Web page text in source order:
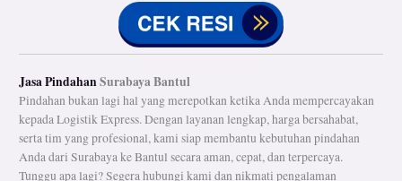
Jasa PindahanSurabaya Bantul
Pindahan bukan lagi hal yang merepotkan ketika Anda mempercayakan
kepada Logistik Express. Dengan layanan lengkap, harga bersahabat,
serta tim yang profesional, kami siap membantu kebutuhan pindahan
Anda dari Surabaya ke Bantul secara aman, cepat, dan terpercaya.
Tunggu apa lagi? Segera hubungi kami dan nikmati pengalaman